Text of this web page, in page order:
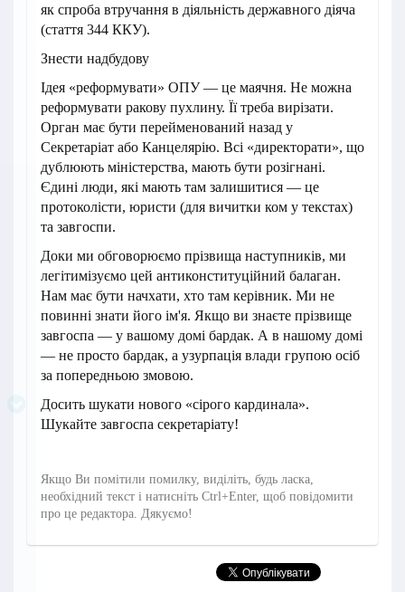
як спроба втручання в діяльність державного діяча
(стаття 344 ККУ).
Знести надбудову
Ідея «реформувати» ОПУ — це маячня. Не можна
реформувати ракову пухлину. Її треба вирізати.
Орган має бути перейменований назад у
Секретаріат або Канцелярію. Всі «директорати», що
дублюють міністерства, мають бути розігнані.
Єдині люди, які мають там залишитися — це
протоколісти, юристи (для вичитки ком у текстах)
та завгоспи.
Доки ми обговорюємо прізвища наступників, ми
легітимізуємо цей антиконституційний балаган.
Нам має бути начхати, хто там керівник. Ми не
повинні знати його ім'я. Якщо ви знаєте прізвище
завгоспа — у вашому домі бардак. А в нашому домі
— не просто бардак, а узурпація влади групою осіб
за попередньою змовою.
Досить шукати нового «сірого кардинала».
Шукайте завгоспа секретаріату!
Якщо Ви помітили помилку, виділіть, будь ласка,
необхідний текст і натисніть Ctrl+Enter, щоб повідомити
про це редактора. Дякуємо!